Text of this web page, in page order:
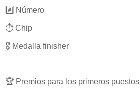
#️⃣ Número
⏱️ Chip
🎖️ Medalla finisher
🏆 Premios para los primeros puestos